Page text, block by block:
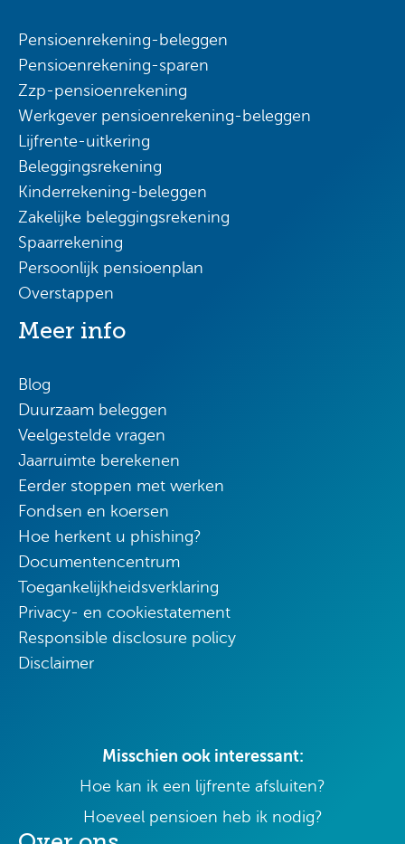
Pensioenrekening-beleggen
Pensioenrekening-sparen
Zzp-pensioenrekening
Werkgever pensioenrekening-beleggen
Lijfrente-uitkering
Beleggingsrekening
Kinderrekening-beleggen
Zakelijke beleggingsrekening
Spaarrekening
Persoonlijk pensioenplan
Overstappen
Meer info
Blog
Duurzaam beleggen
Veelgestelde vragen
Jaarruimte berekenen
Eerder stoppen met werken
Fondsen en koersen
Hoe herkent u phishing?
Documentencentrum
Toegankelijkheidsverklaring
Privacy- en cookiestatement
Responsible disclosure policy
Disclaimer
Misschien ook interessant:
Hoe kan ik een lijfrente afsluiten?
Hoeveel pensioen heb ik nodig?